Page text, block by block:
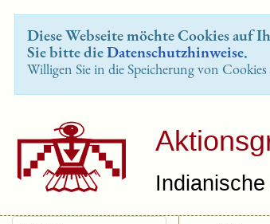
Diese Webseite möchte Cookies auf
Sie bitte dieDatenschutzhinweise.
Willigen Sie in die Speicherung von